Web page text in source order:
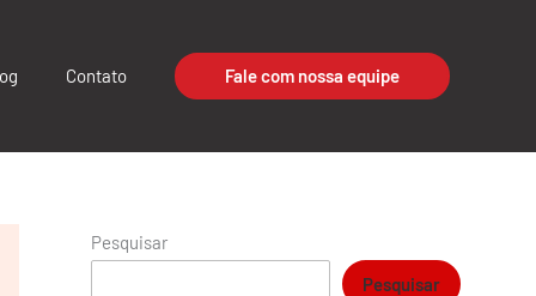
Contato Fale com nossa equipe
Pesquisar
Pesquisar